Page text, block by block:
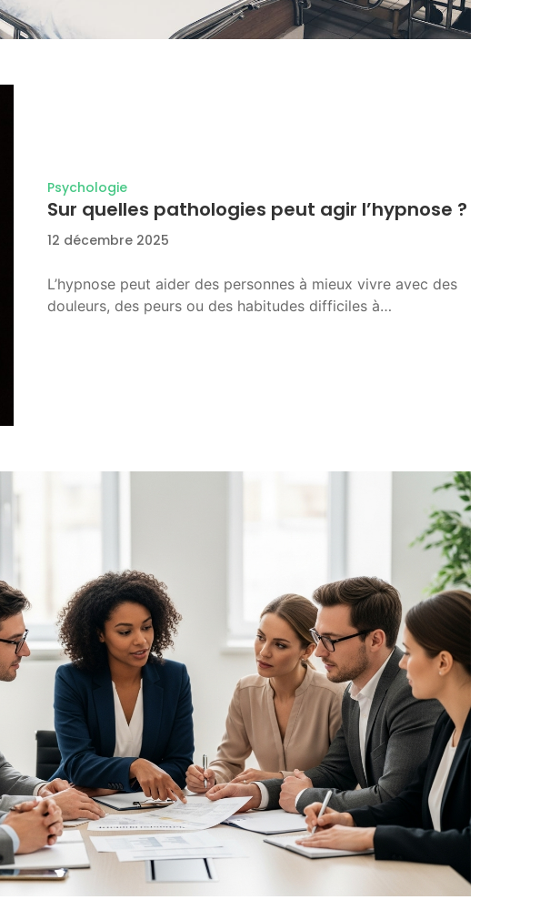
Psychologie
Sur quelles pathologies peut agir l’hypnose ?
12 décembre 2025
L’hypnose peut aider des personnes à mieux vivre avec des
douleurs, des peurs ou des habitudes difficiles à…